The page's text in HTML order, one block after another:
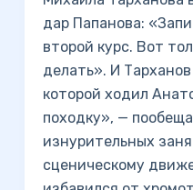
дар Папанова:
второй курс. Вот
делать». И
которой ходил
походку», —
изнурительных
сценическому